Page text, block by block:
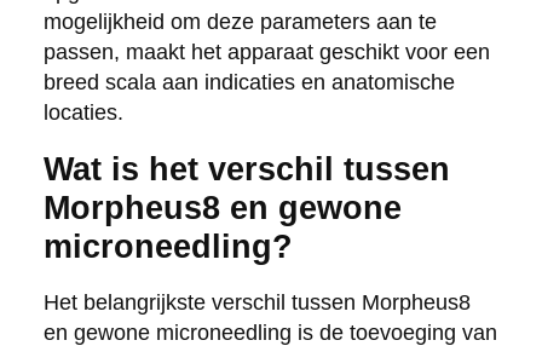
mogelijkheid om deze parameters aan te
passen, maakt het apparaat geschikt voor een
breed scala aan indicaties en anatomische
locaties.
Wat is het verschil tussen
Morpheus8 en gewone
microneedling?
Het belangrijkste verschil tussen Morpheus8
en gewone microneedling is de toevoeging van